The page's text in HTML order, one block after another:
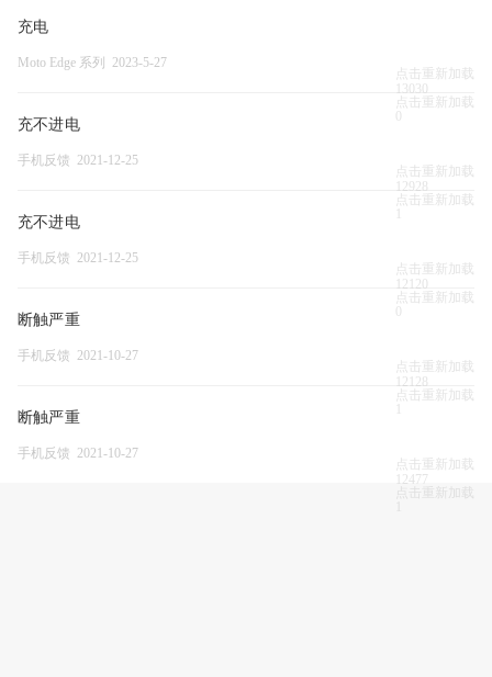
充电
Moto Edge 系列 2023-5-27
点击重新加载
13030
点击重新加载
0
充不进电
手机反馈 2021-12-25
点击重新加载
12928
点击重新加载
充不进电
手机反馈 2021-12-25
点击重新加载
12120
点击重新加载
0
断触严重
手机反馈 2021-10-27
点击重新加载
12128
点击重新加载
断触严重
手机反馈 2021-10-27
点击重新加载
12477